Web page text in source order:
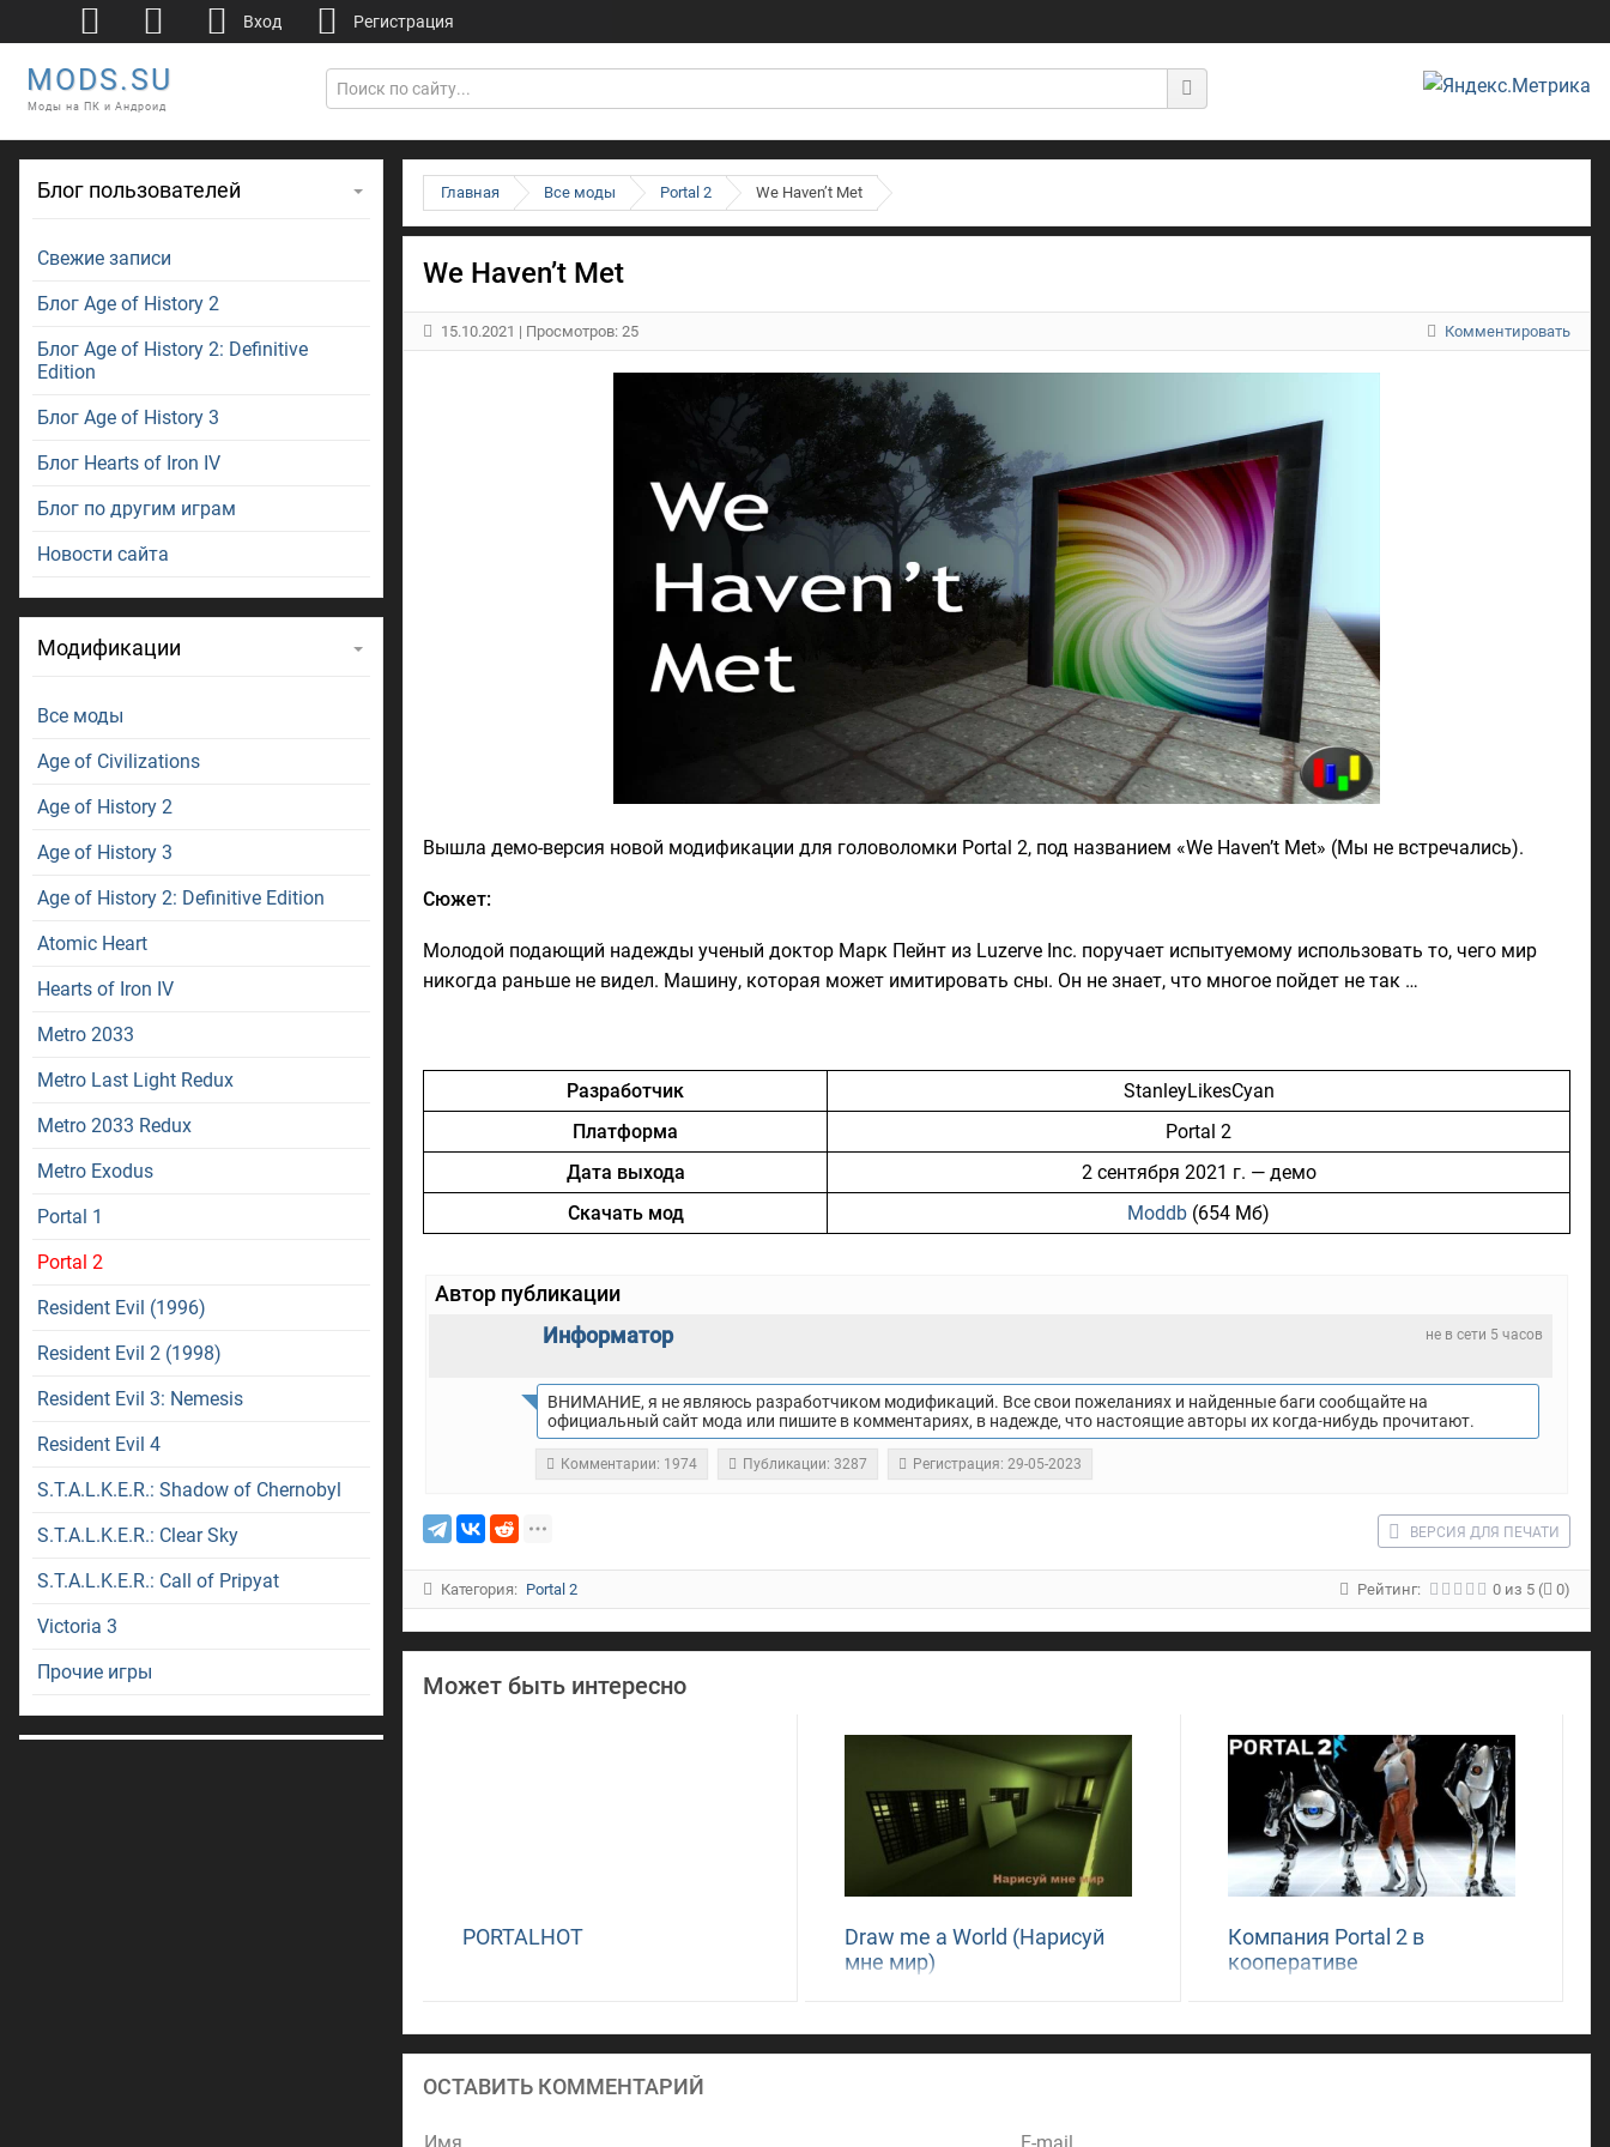
MODS.SU
Моды на ПК и Андроид
Главная Все моды Portal 2 We Haven’t Met
We Haven’t Met
15.10.2021 | Просмотров: 25 Комментировать
Вышла демо-версия новой модификации для головоломки Portal 2, под названием «We Haven’t Met» (Мы не встречались).
Сюжет:
Молодой подающий надежды ученый доктор Марк Пейнт из Luzerve Inc. поручает испытуемому использовать то, чего мир
никогда раньше не видел. Машину, которая может имитировать сны. Он не знает, что многое пойдет не так …
Разработчик
StanleyLikesCyan
Платформа
Portal 2
Дата выхода
2 сентября 2021 г. — демо
Скачать мод
Moddb (654 Мб)
Автор публикации
не в сети 5 часов
Информатор
ВНИМАНИЕ, я не являюсь разработчиком модификаций. Все свои пожеланиях и найденные баги сообщайте на
официальный сайт мода или пишите в комментариях, в надежде, что настоящие авторы их когда-нибудь прочитают.
Комментарии: 1974 Публикации: 3287 Регистрация: 29-05-2023
ВЕРСИЯ ДЛЯ ПЕЧАТИ
Категория: Portal 2 Рейтинг: 0 из 5 ( 0)
Может быть интересно
PORTALHOT
Draw me a World (Нарисуй
мне мир)
Компания Portal 2 в
кооперативе
ОСТАВИТЬ КОММЕНТАРИЙ
Блог пользователей
Свежие записи
Блог Age of History 2
Блог Age of History 2: Definitive
Edition
Блог Age of History 3
Блог Hearts of Iron IV
Блог по другим играм
Новости сайта
Модификации
Все моды
Age of Civilizations
Age of History 2
Age of History 3
Age of History 2: Definitive Edition
Atomic Heart
Hearts of Iron IV
Metro 2033
Metro Last Light Redux
Metro 2033 Redux
Metro Exodus
Portal 1
Portal 2
Resident Evil (1996)
Resident Evil 2 (1998)
Resident Evil 3: Nemesis
Resident Evil 4
S.T.A.L.K.E.R.: Shadow of Chernobyl
S.T.A.L.K.E.R.: Clear Sky
S.T.A.L.K.E.R.: Call of Pripyat
Victoria 3
Прочие игры
Вход Регистрация